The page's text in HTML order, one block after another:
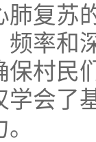
肺复苏
频率和
保村民
学会了